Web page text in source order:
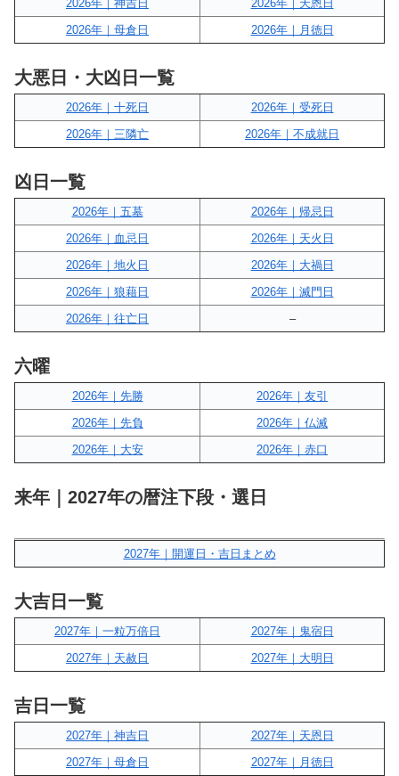
2026年｜神吉日
2026年｜天恩日
2026年｜母倉日
2026年｜月徳日
大悪日・大凶日一覧
2026年｜十死日
2026年｜受死日
2026年｜三隣亡
2026年｜不成就日
凶日一覧
2026年｜五墓
2026年｜帰忌日
2026年｜血忌日
2026年｜天火日
2026年｜地火日
2026年｜大禍日
2026年｜狼藉日
2026年｜滅門日
2026年｜往亡日
–
六曜
2026年｜先勝
2026年｜友引
2026年｜先負
2026年｜仏滅
2026年｜大安
2026年｜赤口
来年｜2027年の暦注下段・選日
2027年｜開運日・吉日まとめ
大吉日一覧
2027年｜一粒万倍日
2027年｜鬼宿日
2027年｜天赦日
2027年｜大明日
吉日一覧
2027年｜神吉日
2027年｜天恩日
2027年｜母倉日
2027年｜月徳日